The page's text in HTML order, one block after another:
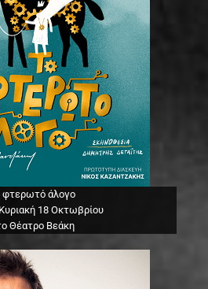
φτερωτό άλογο
18 Οκτωβρίου
Θέατρο Βεάκη